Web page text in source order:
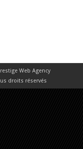
Web Agency
droits réservés